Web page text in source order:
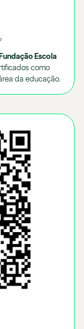
Fundação Escola
como
da educação.